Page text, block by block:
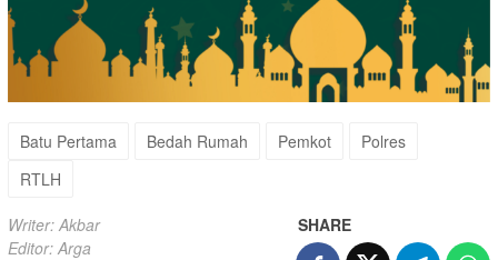
Batu Pertama Bedah Rumah Pemkot
Polres
RTLH
Writer: Akbar
Editor: Arga
SHARE